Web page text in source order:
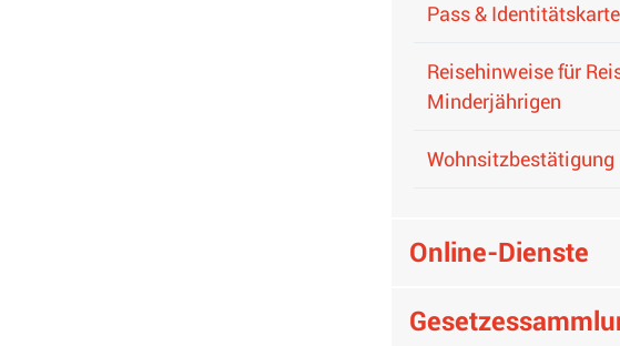
Pass & Identitätskarte
Reisehinweise für
Minderjährigen
Wohnsitzbestätigung
Online-Dienste